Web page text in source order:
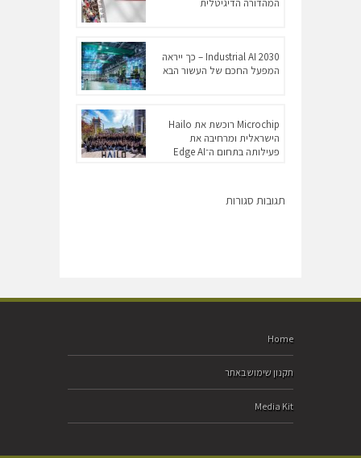
Industrial AI 2030 – כך ייראה
המפעל החכם של העשור הבא
Microchip רוכשת את Hailo
הישראלית ומרחיבה את
פעילותה בתחום ה־Edge AI
תגובות סגורות
Home
תקנון שימוש באתר
Media Kit